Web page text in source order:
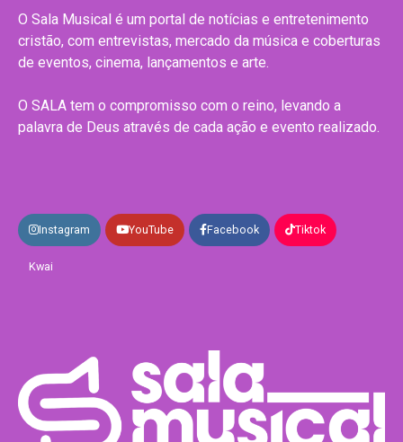
O Sala Musical é um portal de notícias e entretenimento
cristão, com entrevistas, mercado da música e coberturas
de eventos, cinema, lançamentos e arte.
O SALA tem o compromisso com o reino, levando a
palavra de Deus através de cada ação e evento realizado.
Instagram YouTube Facebook Tiktok
Kwai